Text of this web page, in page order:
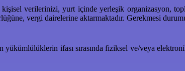
verilerinizi, yurt içinde yerleşik organizasyon,
vergi dairelerine aktarmaktadır. Gerekmesi
ifası sırasında fiziksel ve/veya